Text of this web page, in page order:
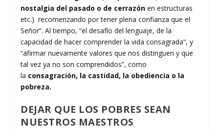
nostalgia del pasado o de cerrazón en estructuras
etc.) recomenzando por tener plena confianza que el
Señor”. Al tiempo, “el desafío del lenguaje, de la
capacidad de hacer comprender la vida consagrada”, y
“afirmar nuevamente valores que nos distinguen y que
tal vez ya no son comprendidos”, como
la consagración, la castidad, la obediencia o la
pobreza.
DEJAR QUE LOS POBRES SEAN
NUESTROS MAESTROS